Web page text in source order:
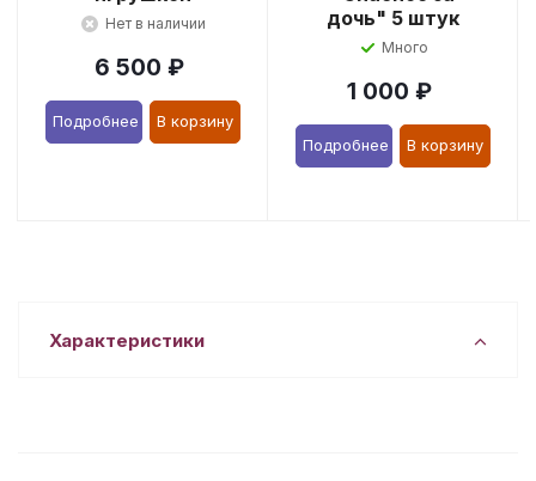
Нет в наличии
6 500 ₽
Подробнее В корзину
дочь" 5 штук
Много
1 000 ₽
Подробнее В корзину
Характеристики